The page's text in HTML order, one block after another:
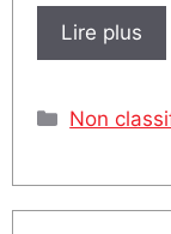
Lire plus
Non